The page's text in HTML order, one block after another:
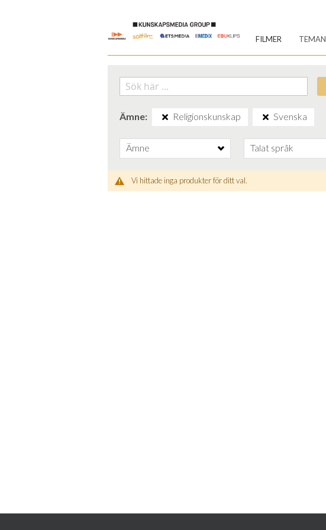
Content
FILMER TEMAN
Ämne Religionskunskap Svenska
Ämne Talat språk
Vi hittade inga produkter för ditt val.